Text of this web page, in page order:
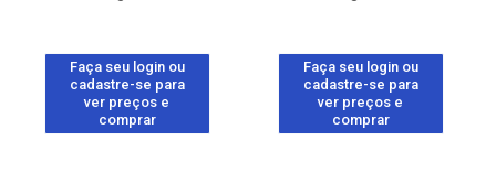
Faça seu login ou
cadastre-se para
ver preços e
comprar
Faça seu login ou
cadastre-se para
ver preços e
comprar